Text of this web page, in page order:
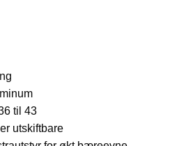
til 43
utskiftbare